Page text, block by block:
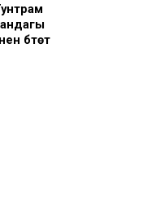
бүтөт